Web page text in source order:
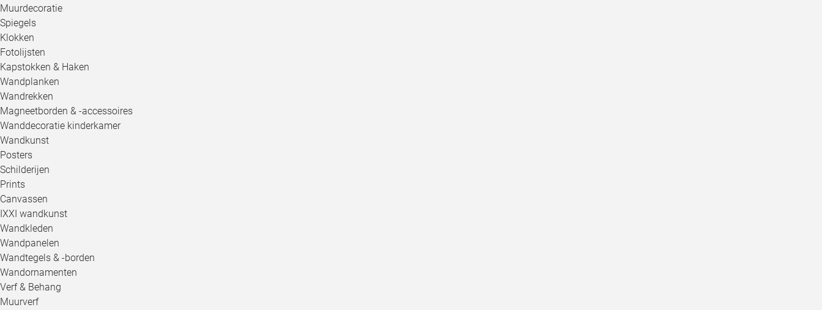
Muurdecoratie
Spiegels
Klokken
Fotolijsten
Kapstokken & Haken
Wandplanken
Wandrekken
Magneetborden & -accessoires
Wanddecoratie kinderkamer
Wandkunst
Posters
Schilderijen
Prints
Canvassen
IXXI wandkunst
Wandkleden
Wandpanelen
Wandtegels & -borden
Wandornamenten
Verf & Behang
Muurverf